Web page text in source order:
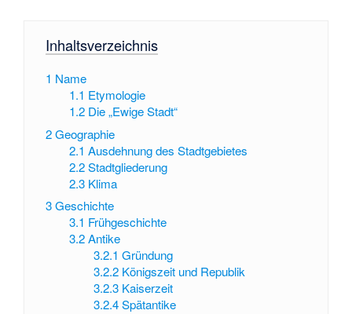
Inhaltsverzeichnis
1 Name
1.1 Etymologie
1.2 Die „Ewige Stadt“
2Geographie
2.1 Ausdehnung des Stadtgebietes
2.2 Stadtgliederung
2.3 Klima
3Geschichte
3.1 Frühgeschichte
3.2 Antike
3.2.1 Gründung
3.2.2 Königszeit und Republik
3.2.3 Kaiserzeit
3.2.4 Spätantike